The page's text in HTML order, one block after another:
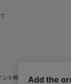
ント照会）